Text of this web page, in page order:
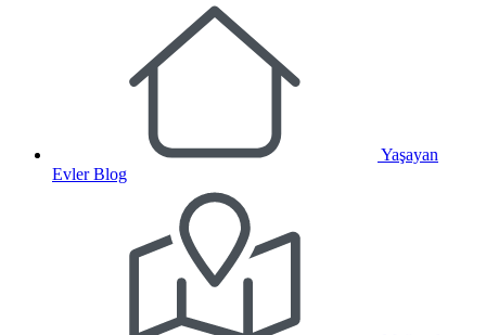
Yaşayan
Evler Blog